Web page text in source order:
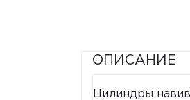
ОПИСАНИЕ
Цилиндры